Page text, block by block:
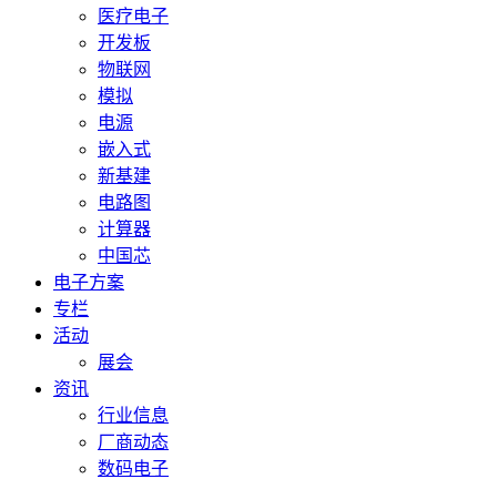
医疗电子
开发板
物联网
模拟
电源
嵌入式
新基建
电路图
计算器
中国芯
电子方案
专栏
活动
展会
资讯
行业信息
厂商动态
数码电子